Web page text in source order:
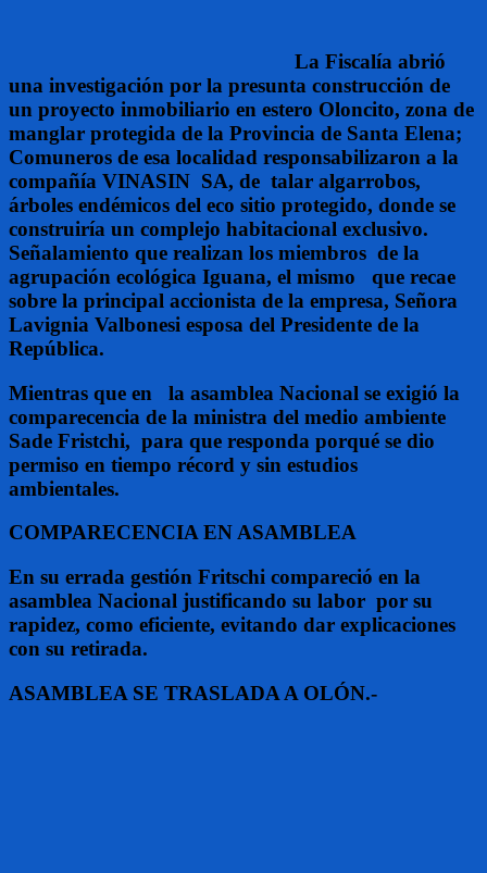
La Fiscalía abrió
una investigación por la presunta construcción de
un proyecto inmobiliario en estero Oloncito, zona de
manglar protegida de la Provincia de Santa Elena;
Comuneros de esa localidad responsabilizaron a la
compañía VINASIN SA, de talar algarrobos,
árboles endémicos del eco sitio protegido, donde se
construiría un complejo habitacional exclusivo.
Señalamiento que realizan los miembros de la
agrupación ecológica Iguana, el mismo que recae
sobre la principal accionista de la empresa, Señora
Lavignia Valbonesi esposa del Presidente de la
República.
Mientras que en la asamblea Nacional se exigió la
comparecencia de la ministra del medio ambiente
Sade Fristchi, para que responda porqué se dio
permiso en tiempo récord y sin estudios
ambientales.
COMPARECENCIA EN ASAMBLEA
En su errada gestión Fritschi compareció en la
asamblea Nacional justificando su labor por su
rapidez, como eficiente, evitando dar explicaciones
con su retirada.
ASAMBLEA SE TRASLADA A OLÓN.-